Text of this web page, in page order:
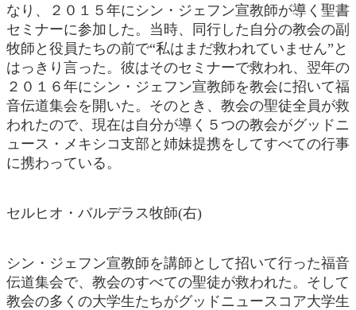
なり、２０１５年にシン・ジェフン宣教師が導く聖書
セミナーに参加した。当時、同行した自分の教会の副
牧師と役員たちの前で“私はまだ救われていません”と
はっきり言った。彼はそのセミナーで救われ、翌年の
２０１６年にシン・ジェフン宣教師を教会に招いて福
音伝道集会を開いた。そのとき、教会の聖徒全員が救
われたので、現在は自分が導く５つの教会がグッドニ
ュース・メキシコ支部と姉妹提携をしてすべての行事
に携わっている。
セルヒオ・バルデラス牧師(右)
シン・ジェフン宣教師を講師として招いて行った福音
伝道集会で、教会のすべての聖徒が救われた。そして
教会の多くの大学生たちがグッドニュースコア大学生